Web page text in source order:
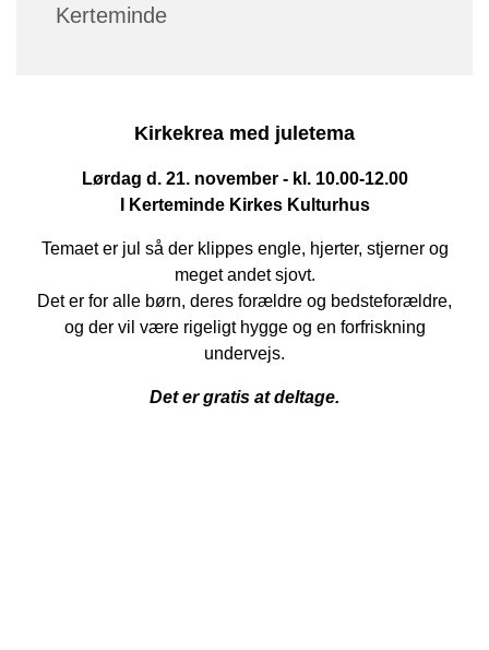
Kerteminde
Kirkekrea med juletema
Lørdag d. 21. november - kl. 10.00-12.00
I Kerteminde Kirkes Kulturhus
Temaet er jul så der klippes engle, hjerter, stjerner og
meget andet sjovt.
Det er for alle børn, deres forældre og bedsteforældre,
og der vil være rigeligt hygge og en forfriskning
undervejs.
Det er gratis at deltage.